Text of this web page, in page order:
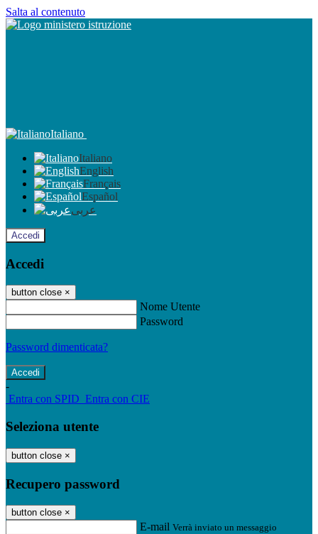
Salta al contenuto
Italiano
Italiano
English
Français
Español
عربى
Accedi
Accedi
button close ×
Nome Utente
Password
Password dimenticata?
-
Entra con SPID Entra con CIE
Seleziona utente
button close ×
Recupero password
button close ×
E-mail Verrà inviato un messaggio